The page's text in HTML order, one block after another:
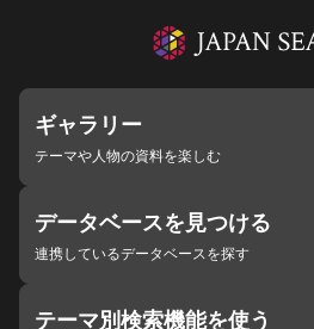
ギャラリー
テーマや人物の資料を楽しむ
データベースを見つける
連携しているデータベースを探す
テーマ別検索機能を使う